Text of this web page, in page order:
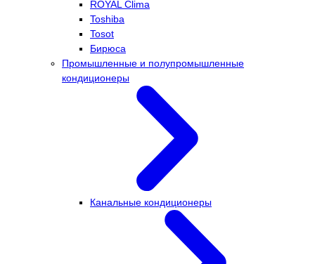
ROYAL Clima
Toshiba
Tosot
Бирюса
Промышленные и полупромышленные
кондиционеры
Канальные кондиционеры